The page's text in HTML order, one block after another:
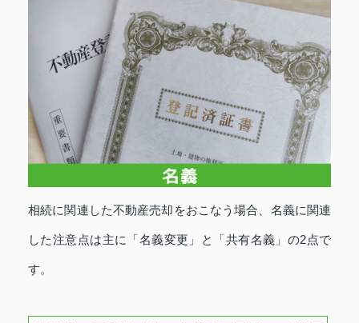
相続に関連した不動産売却をおこなう場合、名義に関連
した注意点は主に「名義変更」と「共有名義」の2点で
す。